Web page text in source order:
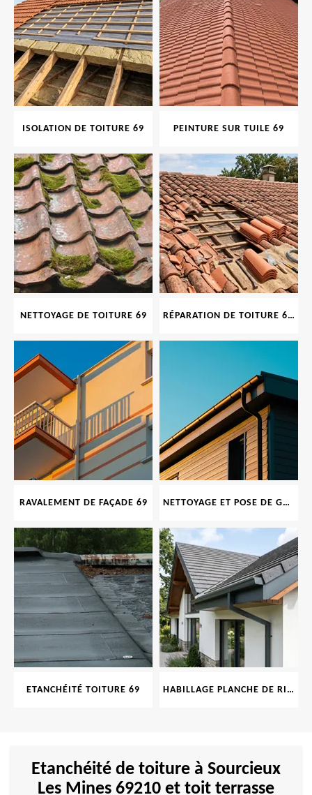
ISOLATION DE TOITURE 69 PEINTURE SUR TUILE 69
NETTOYAGE DE TOITURE 69 RÉPARATION DE TOITURE 69 RHONE, TUILES CASSÉES OU ABIMÉES
RAVALEMENT DE FAÇADE 69 NETTOYAGE ET POSE DE GOUTTIÈRE 69
ETANCHÉITÉ TOITURE 69 HABILLAGE PLANCHE DE RIVE 69
Etanchéité de toiture à Sourcieux
Les Mines 69210 et toit terrasse